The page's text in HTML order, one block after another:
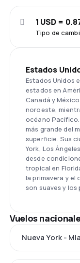
Tipo de
1 USD =
Estados
Estados Unidos
estados en
Canadá y
noroeste,
océano
más grande del
superficie. Sus
York, Los
desde
tropical en
la primavera y
son suaves y
Vuelos
Nueva York -